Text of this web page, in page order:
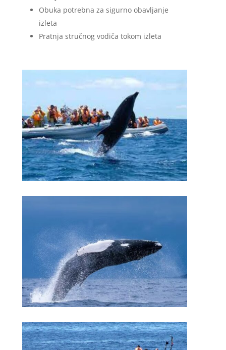
Obuka potrebna za sigurno obavljanje
izleta
Pratnja stručnog vodiča tokom izleta